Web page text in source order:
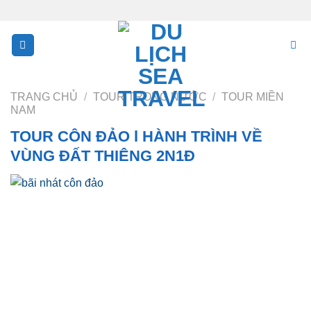
content
TRANG CHỦ / TOUR TRONG NƯỚC / TOUR MIỀN
NAM
TOUR CÔN ĐẢO l HÀNH TRÌNH VỀ
VÙNG ĐẤT THIÊNG 2N1Đ